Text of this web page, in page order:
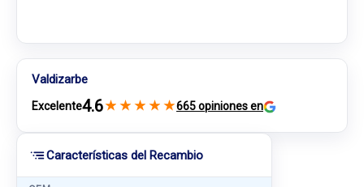
Características del Recambio
Valdizarbe
Excelente4.6★ ★ ★ ★ ★665 opiniones en